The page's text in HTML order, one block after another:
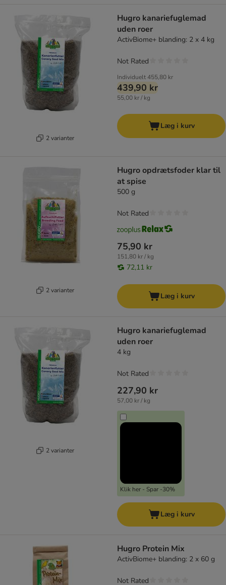
2 varianter
Hugro kanariefuglemad
uden roer
ActivBiome+ blanding: 2 x 4 kg
Individuelt455,80 kr
439,90 kr
55,00 kr / kg
Not Rated
Læg i kurv
2 varianter
Hugro opdrætsfoder klar til
at spise
500 g
75,90 kr
151,80 kr / kg
72,11 kr
Not Rated
Læg i kurv
2 varianter
Hugro kanariefuglemad
uden roer
4 kg
227,90 kr
57,00 kr / kg
Klik her - Spar -30%
Not Rated
Læg i kurv
Hugro Protein Mix
ActivBiome+ blanding: 2 x 60 g
Not Rated